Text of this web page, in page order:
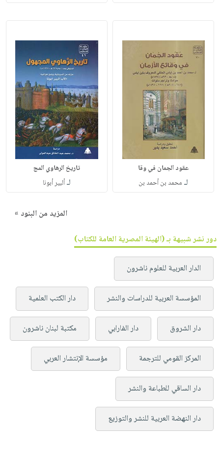
عقود الجمان في وقا
لـ محمد بن أحمد بن
تاريخ الرهاوي المج
لـألبير أبونا
المزيد من البنود »
دور نشر شبيهة بـ (الهيئة المصرية العامة للكتاب)
الدار العربية للعلوم ناشرون
المؤسسة العربية للدراسات والنشر دار الكتب العلمية
دار الشروق دار الفارابي مكتبة لبنان ناشرون
المركز القومي للترجمة مؤسسة الإنتشار العربي
دار الساقي للطباعة والنشر
دار النهضة العربية للنشر والتوزيع